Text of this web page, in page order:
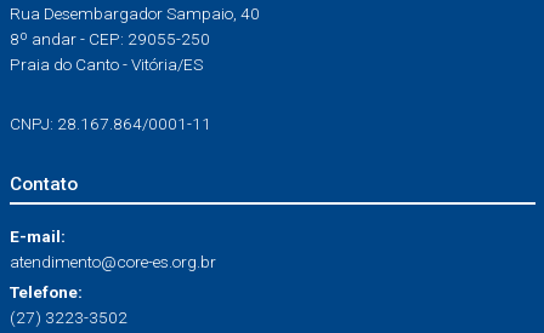
Rua Desembargador Sampaio, 40
8º andar - CEP: 29055-250
Praia do Canto - Vitória/ES
CNPJ: 28.167.864/0001-11
Contato
E-mail:
atendimento@core-es.org.br
Telefone:
(27) 3223-3502